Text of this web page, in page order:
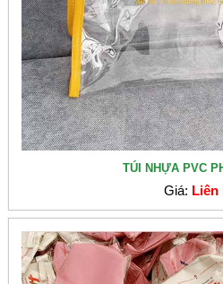
TÚI NHỰA PVC
Giá: Liên